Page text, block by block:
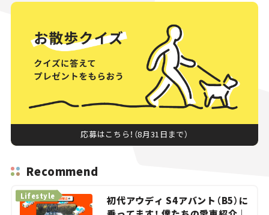
応募はこちら！（8月31日まで）
Recommend
初代アウディ S4アバント（B5）に
Lifestyle